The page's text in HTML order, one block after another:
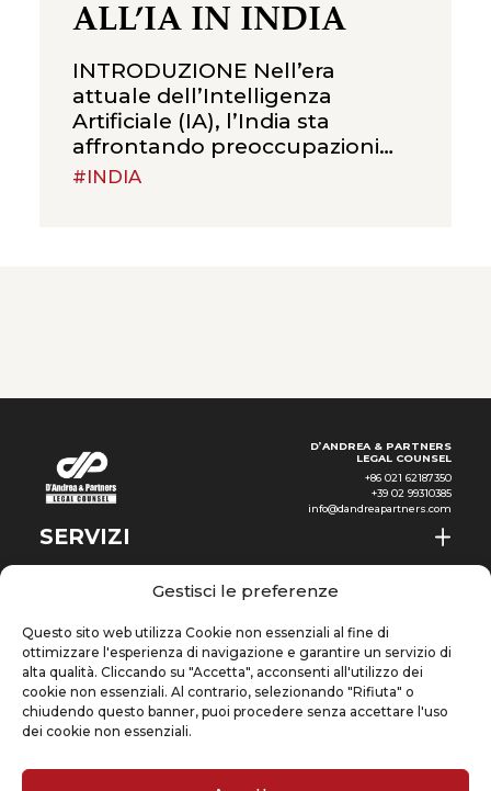
Gestisci le preferenze
Questo sito web utilizza Cookie non essenziali al fine di
ottimizzare l'esperienza di navigazione e garantire un servizio di
alta qualità. Cliccando su "Accetta", acconsenti all'utilizzo dei
cookie non essenziali. Al contrario, selezionando "Rifiuta" o
chiudendo questo banner, puoi procedere senza accettare l'uso
dei cookie non essenziali.
IT
ALL’IA IN INDIA
INTRODUZIONE Nell’era
attuale dell’Intelligenza
Artificiale (IA), l’India sta
affrontando preoccupazioni
normative al fine di sviluppare
preoccupazioni riguardanti le
#INDIA
D’ANDREA & PARTNERS
LEGAL COUNSEL
+86 021 62187350
+39 02 99310385
info@dandreapartners.com
SERVIZI
CHI SIAMO
NEWS & EVENTI
CONOSCENZE
CONTATTI